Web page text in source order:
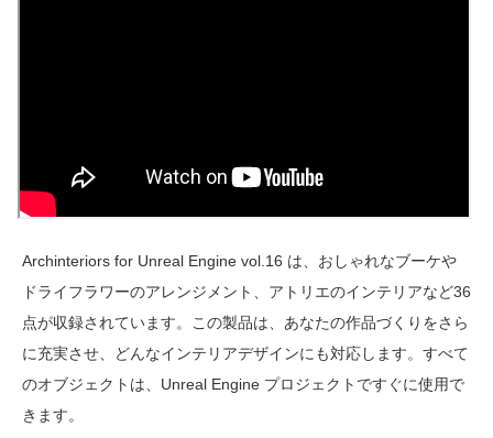
Archinteriors for Unreal Engine vol.16 は、おしゃれなブーケや
ドライフラワーのアレンジメント、アトリエのインテリアなど36
点が収録されています。この製品は、あなたの作品づくりをさら
に充実させ、どんなインテリアデザインにも対応します。すべて
のオブジェクトは、Unreal Engine プロジェクトですぐに使用で
きます。